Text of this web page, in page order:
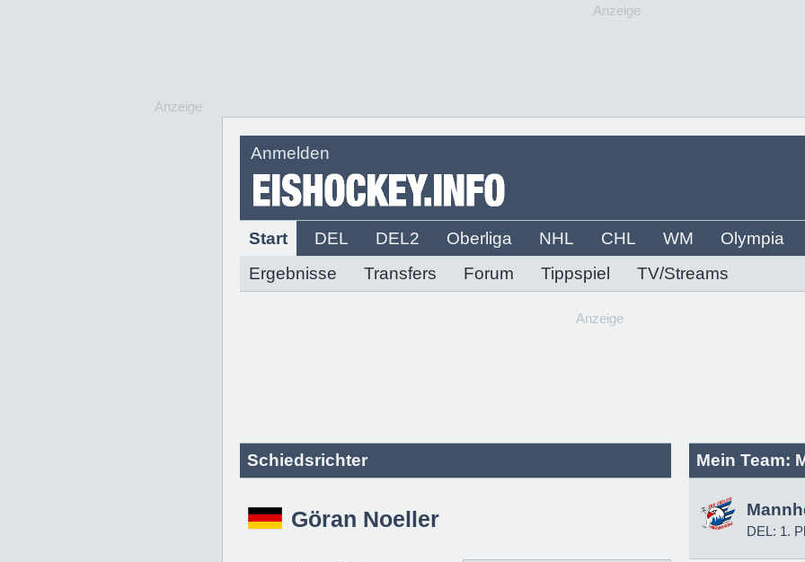
Anzeige
Anmelden
Start DEL DEL2 Oberliga NHL CHL WM
Olympia
Ergebnisse
Transfers Forum Tippspiel TV/Streams
Anzeige
Anzeige
Schiedsrichter
Göran Noeller
Mein Team:
DEL: 1.